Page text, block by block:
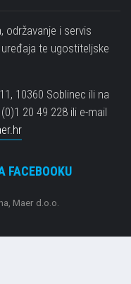
održavanje i servis
te ugostiteljske
10360 Soblinec ili na
20 49 228 ili e-mail
FACEBOOKU
Maer d.o.o.